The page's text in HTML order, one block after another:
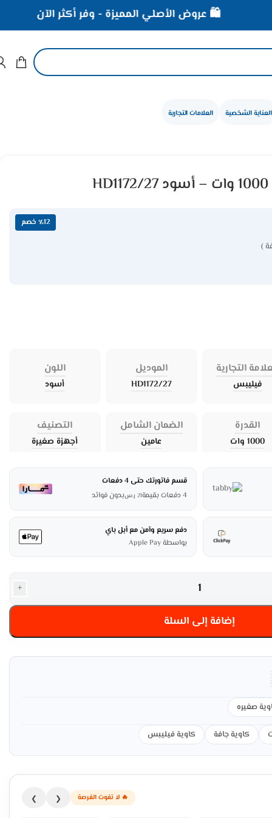
العناية الشخصية العلامات التجارية
٪12 خصم
)
التجارية
فيليبس
الموديل
HD1172/27
اللون
أسود
القدرة
1000 وات
الضمان الشامل
عامين
التصنيف
أجهزة صغيرة
قسم فاتورتك حتى 4 دفعات
4 دفعات بقيمة
21 ر.سبدون فوائد
دفع سريع وآمن مع أبل باي
بواسطة Apple Pay
+
إضافة إلى السلة
صغيره
كاوية جافة كاوية فيليبس
🔥 لا تفوت الفرصة ❮
❯
🛍️ عروض الأصلي المميزة - وفر أكثر الآن